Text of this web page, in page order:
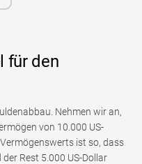
für den
Nehmen wir an,
von 10.000 US-
ist so, dass
Rest 5.000 US-Dollar